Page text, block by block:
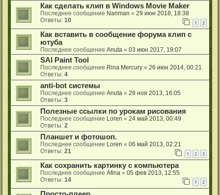
Как сделать клип в Windows Movie Maker
Последнее сообщение Nariman « 29 июн 2018, 18:38
Ответы: 10 1 2
Как вставить в сообщение форума клип с
ютуба
Последнее сообщение Anuta « 03 июн 2017, 19:07
SAI Paint Tool
Последнее сообщение Rina Mercury « 26 июн 2014, 00:21
Ответы: 4
anti-bot системы
Последнее сообщение Anuta « 28 ноя 2013, 16:05
Ответы: 3
Полезные ссылки по урокам рисования
Последнее сообщение Loren « 24 май 2013, 00:49
Ответы: 2
Планшет и фотошоп.
Последнее сообщение Loren « 06 май 2013, 02:21
Ответы: 21 1 2 3
Как сохранить картинку с компьютера
Последнее сообщение Afina « 05 фев 2013, 12:55
Ответы: 14 1 2